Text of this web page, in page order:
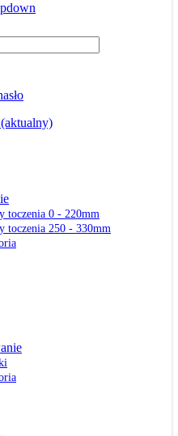
(aktualny)
toczenia 0 - 220mm
toczenia 250 - 330mm